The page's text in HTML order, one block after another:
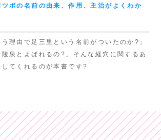
ツボの名前の由来、作用、主治がよくわか
う理由で足三里という名前がついたのか?」
陵泉とよばれるの?」そんな経穴に関するあ
てくれるのが本書です?